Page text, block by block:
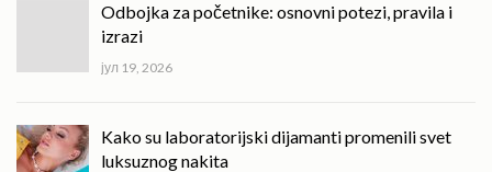
Odbojka za početnike: osnovni potezi, pravila i
izrazi
јул 19, 2026
Kako su laboratorijski dijamanti promenili svet
luksuznog nakita